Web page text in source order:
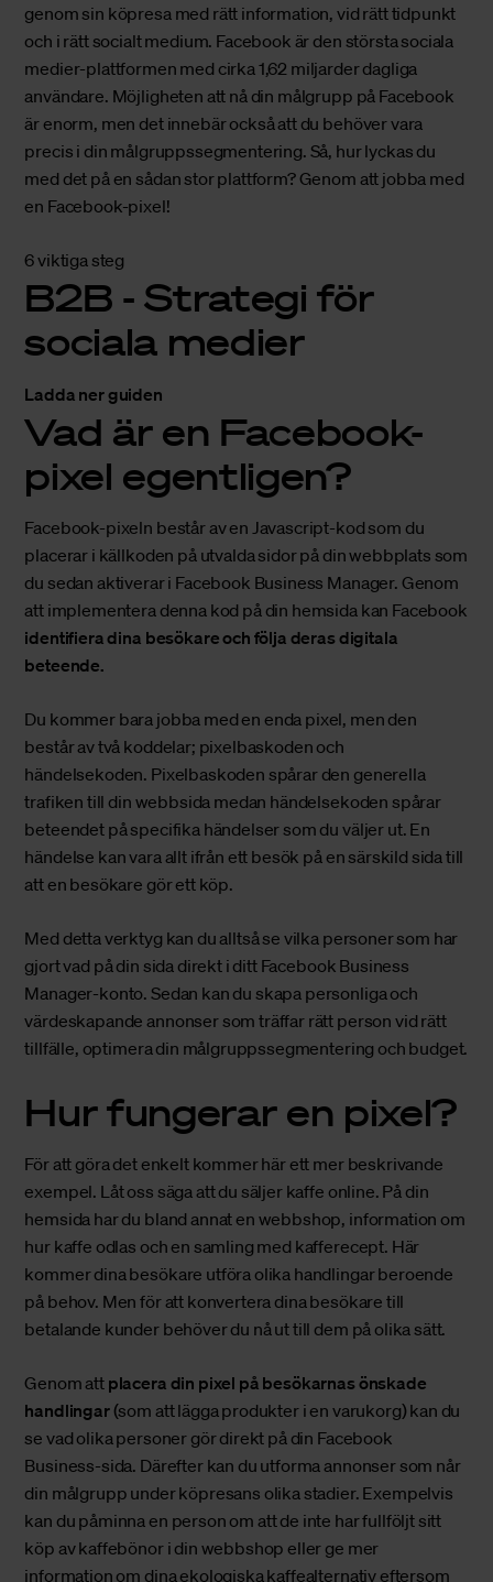
genom sin köpresa med rätt information, vid rätt tidpunkt
och i rätt socialt medium. Facebook är den största sociala
medier-plattformen med cirka 1,62 miljarder dagliga
användare. Möjligheten att nå din målgrupp på Facebook
är enorm, men det innebär också att du behöver vara
precis i din målgruppssegmentering. Så, hur lyckas du
med det på en sådan stor plattform? Genom att jobba med
en Facebook-pixel!
6 viktiga steg
B2B - Strategi för
sociala medier
Ladda ner guiden
Vad är en Facebook-
pixel egentligen?
Facebook-pixeln består av en Javascript-kod som du
placerar i källkoden på utvalda sidor på din webbplats som
du sedan aktiverar i Facebook Business Manager. Genom
att implementera denna kod på din hemsida kan Facebook
identifiera dina besökare och följa deras digitala
beteende.
Du kommer bara jobba med en enda pixel, men den
består av två koddelar; pixelbaskoden och
händelsekoden. Pixelbaskoden spårar den generella
trafiken till din webbsida medan händelsekoden spårar
beteendet på specifika händelser som du väljer ut. En
händelse kan vara allt ifrån ett besök på en särskild sida till
att en besökare gör ett köp.
Med detta verktyg kan du alltså se vilka personer som har
gjort vad på din sida direkt i ditt Facebook Business
Manager-konto. Sedan kan du skapa personliga och
värdeskapande annonser som träffar rätt person vid rätt
tillfälle, optimera din målgruppssegmentering och budget.
Hur fungerar en pixel?
För att göra det enkelt kommer här ett mer beskrivande
exempel. Låt oss säga att du säljer kaffe online. På din
hemsida har du bland annat en webbshop, information om
hur kaffe odlas och en samling med kafferecept. Här
kommer dina besökare utföra olika handlingar beroende
på behov. Men för att konvertera dina besökare till
betalande kunder behöver du nå ut till dem på olika sätt.
Genom att placera din pixel på besökarnas önskade
handlingar(som att lägga produkter i en varukorg) kan du
se vad olika personer gör direkt på din Facebook
Business-sida. Därefter kan du utforma annonser som når
din målgrupp under köpresans olika stadier. Exempelvis
kan du påminna en person om att de inte har fullföljt sitt
köp av kaffebönor i din webbshop eller ge mer
information om dina ekologiska kaffealternativ eftersom